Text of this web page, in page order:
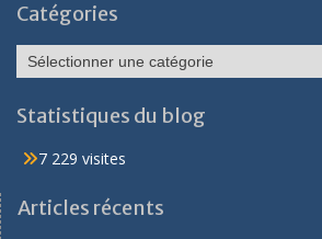
Catégories
Catégories
Statistiques du blog
7 229 visites
Articles récents